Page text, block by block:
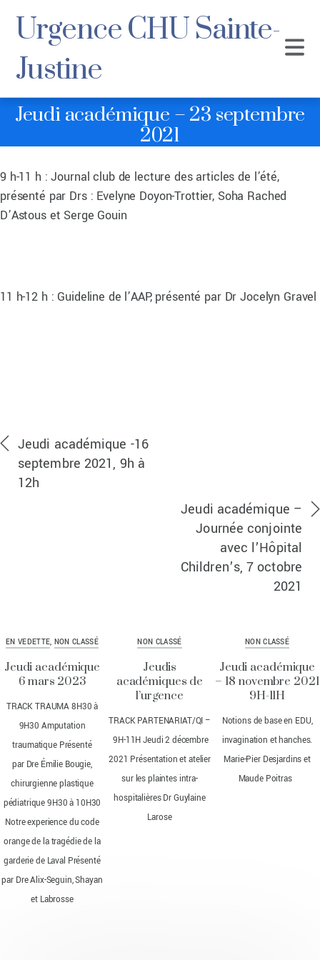
Urgence CHU Sainte-
Justine
Jeudi académique – 23 septembre
2021
9 h-11 h : Journal club de lecture des articles de l’été,
présenté par Drs : Evelyne Doyon-Trottier, Soha Rached
D’Astous et Serge Gouin
11 h-12 h : Guideline de l’AAP, présenté par Dr Jocelyn Gravel
Jeudi académique -16
septembre 2021, 9h à
12h
Jeudi académique –
Journée conjointe
avec l’Hôpital
Children’s, 7 octobre
2021
EN VEDETTE, NON CLASSÉ
Jeudi académique
6 mars 2023
TRACK TRAUMA 8H30 à
9H30 Amputation
traumatique Présenté
par Dre Émilie Bougie,
chirurgienne plastique
pédiatrique 9H30 à 10H30
Notre experience du code
orange de la tragédie de la
garderie de Laval Présenté
par Dre Alix-Seguin, Shayan
et Labrosse
NON CLASSÉ
Jeudis
académiques de
l’urgence
TRACK PARTENARIAT/QI –
9H-11H Jeudi 2 décembre
2021 Présentation et atelier
sur les plaintes intra-
hospitalières Dr Guylaine
Larose
NON CLASSÉ
Jeudi académique
– 18 novembre 2021
9H-11H
Notions de base en EDU,
invagination et hanches.
Marie-Pier Desjardins et
Maude Poitras